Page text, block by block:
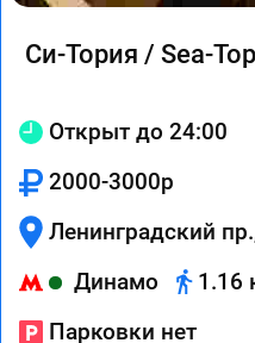
Си-Тория / Sea-
Открыт до 24:00
2000-3000р
Ленинградский
Динамо
1.16
Парковки нет